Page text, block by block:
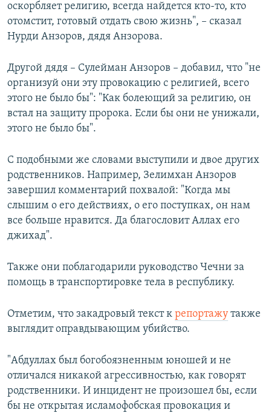
оскорбляет религию, всегда найдется кто-то, кто
отомстит, готовый отдать свою жизнь", – сказал
Нурди Анзоров, дядя Анзорова.
Другой дядя – Сулейман Анзоров – добавил, что "не
организуй они эту провокацию с религией, всего
этого не было бы": "Как болеющий за религию, он
встал на защиту пророка. Если бы они не унижали,
этого не было бы".
С подобными же словами выступили и двое других
родственников. Например, Зелимхан Анзоров
завершил комментарий похвалой: "Когда мы
слышим о его действиях, о его поступках, он нам
все больше нравится. Да благословит Аллах его
джихад".
Также они поблагодарили руководство Чечни за
помощь в транспортировке тела в республику.
Отметим, что закадровый текст к репортажу также
выглядит оправдывающим убийство.
"Абдуллах был богобоязненным юношей и не
отличался никакой агрессивностью, как говорят
родственники. И инцидент не произошел бы, если
бы не открытая исламофобская провокация и